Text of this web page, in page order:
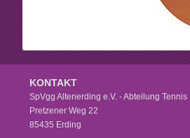
KONTAKT
SpVgg Altenerding e.V. - Abteilung Tennis
Pretzener Weg 22
85435 Erding